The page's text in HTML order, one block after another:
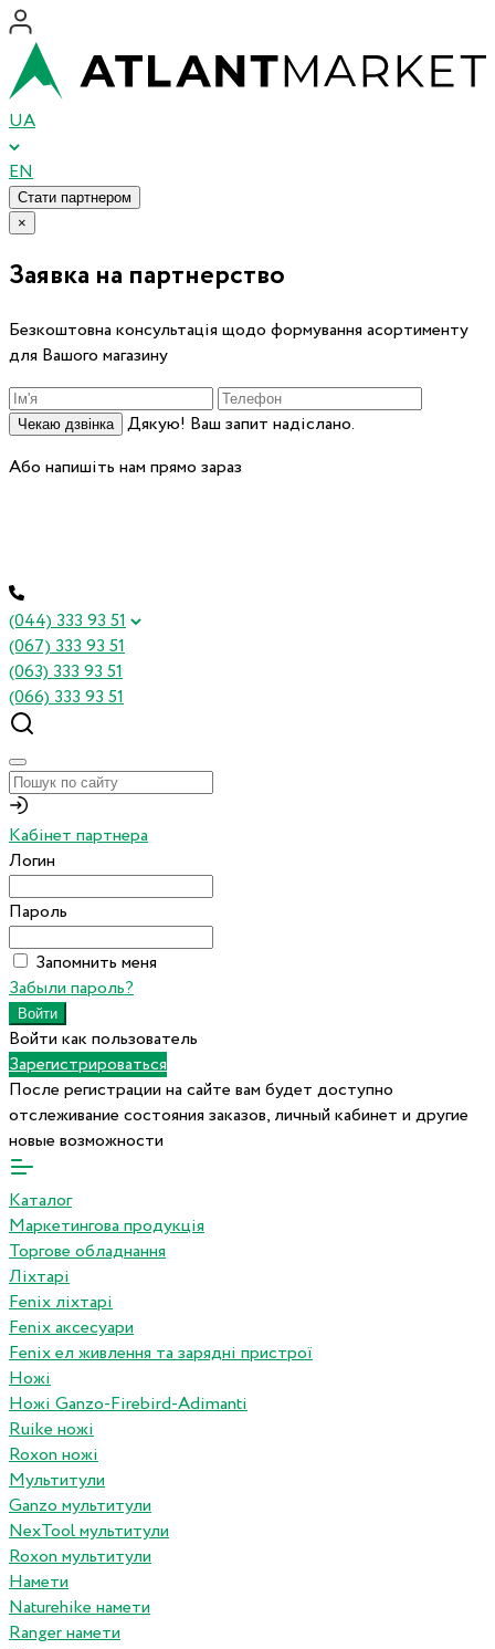
UA
EN
Стати партнером
×
Заявка на партнерство
Безкоштовна консультація щодо формування асортименту
для Вашого магазину
Чекаю дзвінка
Дякую! Ваш запит надіслано.
Або напишіть нам прямо зараз
(044) 333 93 51
(067) 333 93 51
(063) 333 93 51
(066) 333 93 51
Кабінет партнера
Логин
Пароль
Запомнить меня
Забыли пароль?
Войти как пользователь
Зарегистрироваться
После регистрации на сайте вам будет доступно
отслеживание состояния заказов, личный кабинет и другие
новые возможности
Каталог
Маркетингова продукція
Торгове обладнання
Ліхтарі
Fenix ліхтарі
Fenix аксесуари
Fenix ел живлення та зарядні пристрої
Ножі
Ножі Ganzo-Firebird-Adimanti
Ruike ножі
Roxon ножi
Мультитули
Ganzo мультитули
NexTool мультитули
Roxon мультитули
Намети
Naturehike намети
Ranger намети